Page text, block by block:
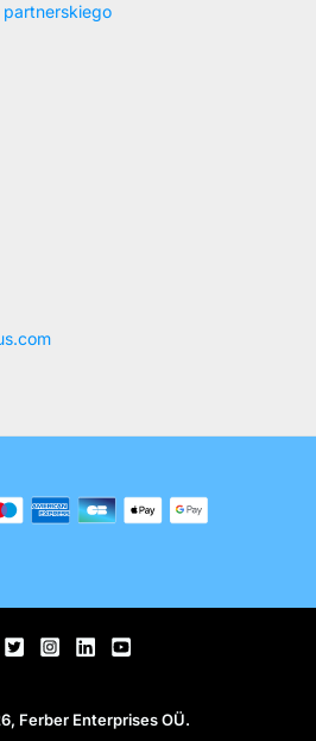
Ferber Enterprises OÜ.